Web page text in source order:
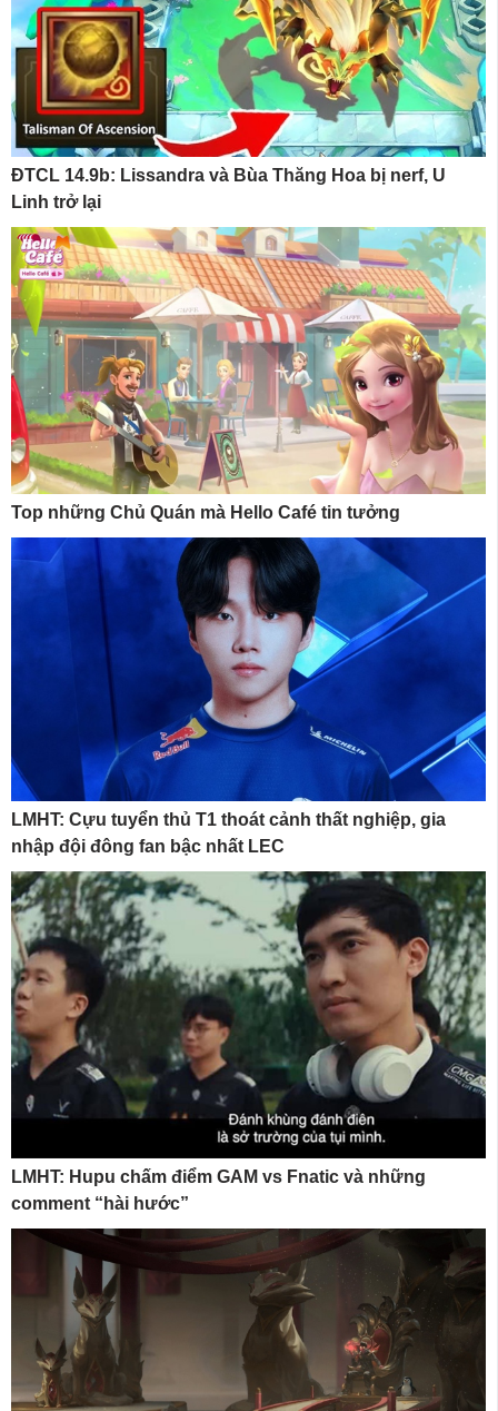
ĐTCL 14.9b: Lissandra và Bùa Thăng Hoa bị nerf, U
Linh trở lại
Top những Chủ Quán mà Hello Café tin tưởng
LMHT: Cựu tuyển thủ T1 thoát cảnh thất nghiệp, gia
nhập đội đông fan bậc nhất LEC
LMHT: Hupu chấm điểm GAM vs Fnatic và những
comment “hài hước”